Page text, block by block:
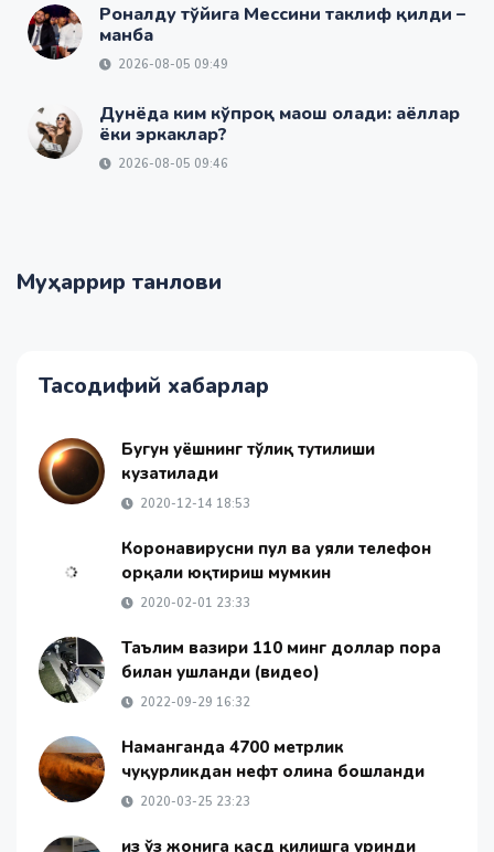
Роналду тўйига Мессини таклиф қилди –
манба
2026-08-05 09:49
Дунёда ким кўпроқ маош олади: аёллар
ёки эркаклар?
2026-08-05 09:46
Муҳаррир танлови
Тасодифий хабарлар
Бугун Қуёшнинг тўлиқ тутилиши
кузатилади
2020-12-14 18:53
Коронавирусни пул ва уяли телефон
орқали юқтириш мумкин
2020-02-01 23:33
Таълим вазири 110 минг доллар пора
билан ушланди (видео)
2022-09-29 16:32
Наманганда 4700 метрлик
чуқурликдан нефт олина бошланди
2020-03-25 23:23
Қиз ўз жонига қасд қилишга уринди